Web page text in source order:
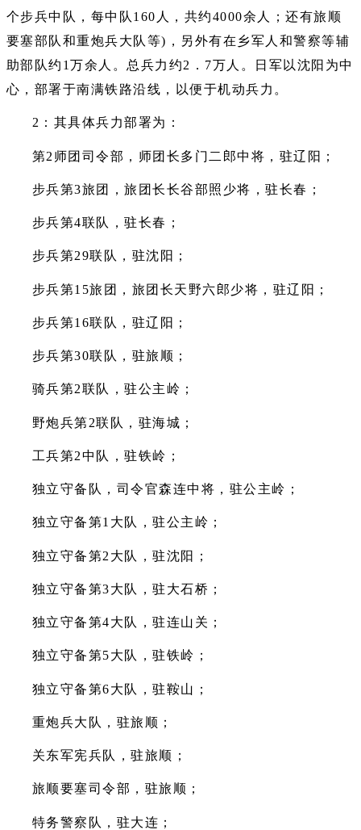
个步兵中队，每中队160人，共约4000余人；还有旅顺
要塞部队和重炮兵大队等)，另外有在乡军人和警察等辅
助部队约1万余人。总兵力约2．7万人。日军以沈阳为中
心，部署于南满铁路沿线，以便于机动兵力。
2：其具体兵力部署为：
第2师团司令部，师团长多门二郎中将，驻辽阳；
步兵第3旅团，旅团长长谷部照少将，驻长春；
步兵第4联队，驻长春；
步兵第29联队，驻沈阳；
步兵第15旅团，旅团长天野六郎少将，驻辽阳；
步兵第16联队，驻辽阳；
步兵第30联队，驻旅顺；
骑兵第2联队，驻公主岭；
野炮兵第2联队，驻海城；
工兵第2中队，驻铁岭；
独立守备队，司令官森连中将，驻公主岭；
独立守备第1大队，驻公主岭；
独立守备第2大队，驻沈阳；
独立守备第3大队，驻大石桥；
独立守备第4大队，驻连山关；
独立守备第5大队，驻铁岭；
独立守备第6大队，驻鞍山；
重炮兵大队，驻旅顺；
关东军宪兵队，驻旅顺；
旅顺要塞司令部，驻旅顺；
特务警察队，驻大连；